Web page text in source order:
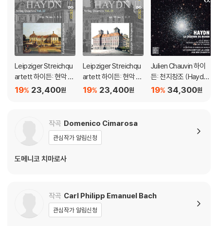
Leipziger Streichqu
artett 하이든: 현악 사
중주 22집 (Haydn: St
23,400원
19%
Leipziger Streichqu
artett 하이든: 현악 사
중주 21집 (Haydn: Str
23,400원
19%
Julien Chauvin 하이
든: 천지창조 (Haydn:
La Creation du mon
34,300원
19%
작곡 Domenico Cimarosa
관심작가 알림신청
도메니코 치마로사
작곡 Carl Philipp Emanuel Bach
관심작가 알림신청